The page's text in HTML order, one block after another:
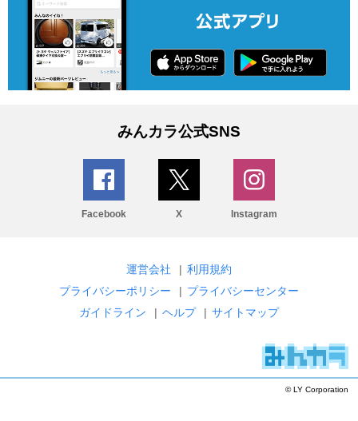
みんカラ公式SNS
Facebook X Instagram
運営会社 | 利用規約
プライバシーポリシー
| プライバシーセンター
ガイドライン
| ヘルプ | サイトマップ
© LY Corporation